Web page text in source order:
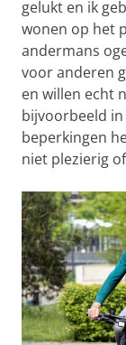
gelukt en ik
wonen op het
andermans
voor anderen
en willen echt
bijvoorbeeld
beperkingen
niet plezierig of